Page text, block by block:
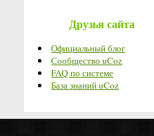
Друзья сайта
Официальный блог
Сообщество uCoz
FAQ по системе
База знаний uCoz